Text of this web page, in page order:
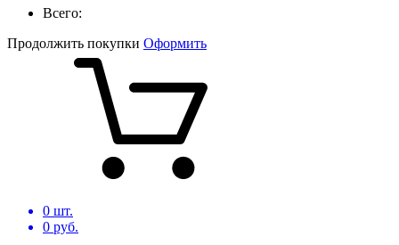
Всего:
Продолжить покупки Оформить
0 шт.
0 руб.